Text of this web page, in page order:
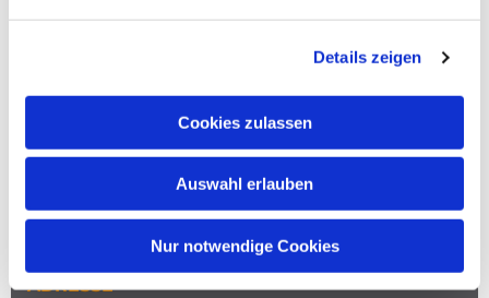
Details zeigen
Cookies zulassen
Auswahl erlauben
Nur notwendige Cookies
NAVIGATION
ADRESSE